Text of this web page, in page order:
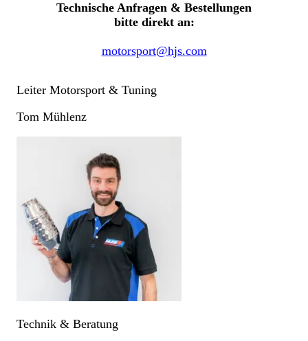
Technische Anfragen & Bestellungen
bitte direkt an:
motorsport@hjs.com
Leiter Motorsport & Tuning
Tom Mühlenz
Technik & Beratung